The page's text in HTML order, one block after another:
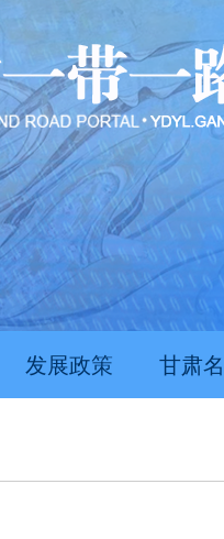
发展政策 甘肃